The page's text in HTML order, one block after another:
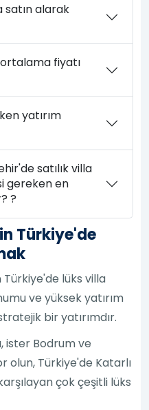
satın alarak
fiyatı
yatırım
satılık villa
gereken en
?
Türkiye'de
Türkiye'de lüks villa
ve yüksek yatırım
bir yatırımdır.
ister Bodrum ve
olun, Türkiye'de Katarlı
çok çeşitli lüks